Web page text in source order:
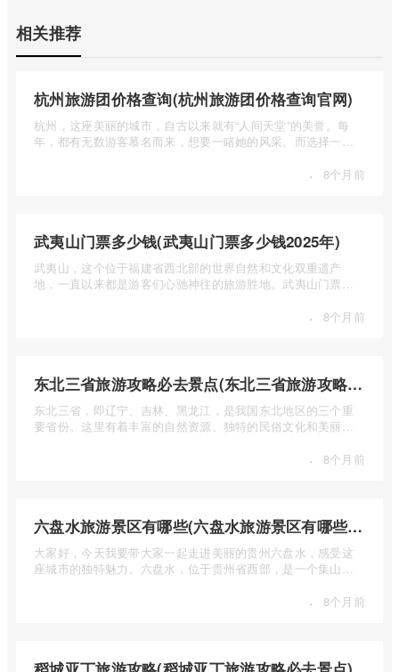
相关推荐
杭州旅游团价格查询(杭州旅游团价格查询官网)
杭州，这座美丽的城市，自古以来就有“人间天堂”的美誉。每
年，都有无数游客慕名而来，想要一睹她的风采。而选择一个
· 8个月前
武夷山门票多少钱(武夷山门票多少钱2025年)
武夷山，这个位于福建省西北部的世界自然和文化双重遗产
地，一直以来都是游客们心驰神往的旅游胜地。武夷山门票多
· 8个月前
东北三省旅游攻略必去景点(东北三省旅游攻略必去景点视频介绍)
东北三省，即辽宁、吉林、黑龙江，是我国东北地区的三个重
要省份。这里有着丰富的自然资源、独特的民俗文化和美丽的
· 8个月前
六盘水旅游景区有哪些(六盘水旅游景区有哪些景点值得去)
大家好，今天我要带大家一起走进美丽的贵州六盘水，感受这
座城市的独特魅力。六盘水，位于贵州省西部，是一个集山水
· 8个月前